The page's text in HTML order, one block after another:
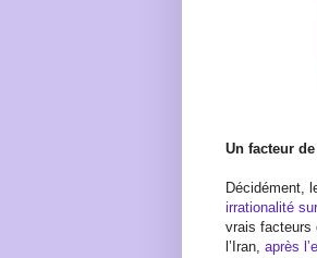
Un facteur
Décidément,
irrationalité
vrais facteurs
l’Iran, après